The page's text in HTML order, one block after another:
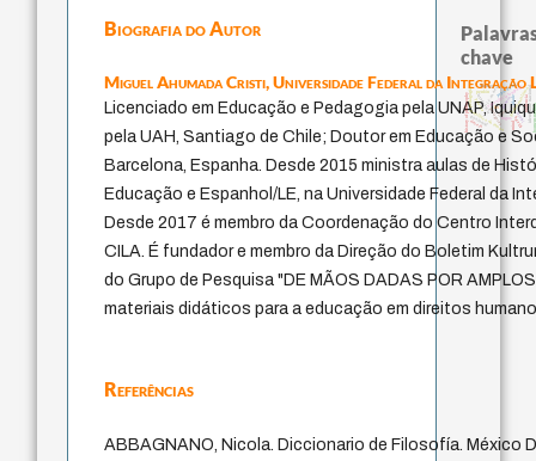
Biografia do Autor
Miguel Ahumada Cristi,Universidade Federal da Integração
Licenciado em Educação e Pedagogia pela UNAP,
pela UAH, Santiago de Chile; Doutor em Educação e
Barcelona, Espanha. Desde 2015 ministra aulas de
Educação e Espanhol/LE, na Universidade Federal da
Desde 2017 é membro da Coordenação do Centro
CILA. É fundador e membro da Direção do Boletim
do Grupo de Pesquisa "DE MÃOS DADAS POR
materiais didáticos para a educação em direitos
Referências
ABBAGNANO, Nicola. Diccionario de Filosofía. México
chave
fundamentalismo
jacobi
protágoras
experiência temporal
metafísica do tempo
géneroidade
intolerância
history of philosophy identidade nacionalhomem-medida
j.c.m. neto
palavra
perdón
leyes
violencia
guayaquil logos
pedagogia lei
desejo
papel da lei
bataille
mind
therapy